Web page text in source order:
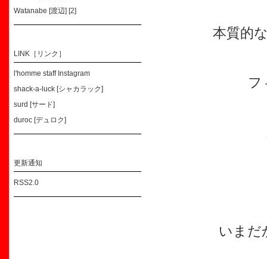
本質的
フ
いまだ
Watanabe [渡辺] [2]
LINK［リンク］
l'homme staff Instagram
shack-a-luck [シャカラック]
surd [サード]
duroc [デュロク]
更新通知
RSS2.0